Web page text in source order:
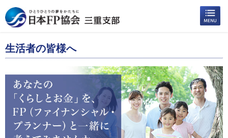
生活者の皆様へ